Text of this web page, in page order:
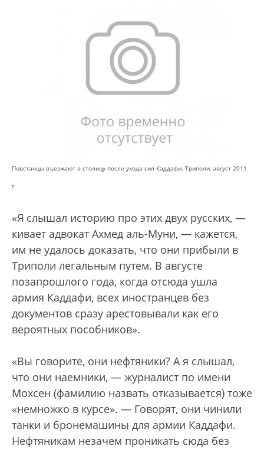
Повстанцы въезжают в столицу после ухода сил Каддафи. Триполи, август 2011
г.
«Я слышал историю про этих двух русских, —
кивает адвокат Ахмед аль-Муни, — кажется,
им не удалось доказать, что они прибыли в
Триполи легальным путем. В августе
позапрошлого года, когда отсюда ушла
армия Каддафи, всех иностранцев без
документов сразу арестовывали как его
вероятных пособников».
«Вы говорите, они нефтяники? А я слышал,
что они наемники, — журналист по имени
Мохсен (фамилию назвать отказывается) тоже
«немножко в курсе». — Говорят, они чинили
танки и бронемашины для армии Каддафи.
Нефтяникам незачем проникать сюда без